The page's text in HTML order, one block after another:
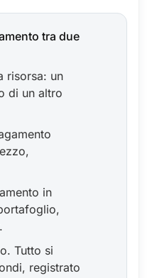
tra due
risorsa: un
di un altro
in
Tutto si
registrato